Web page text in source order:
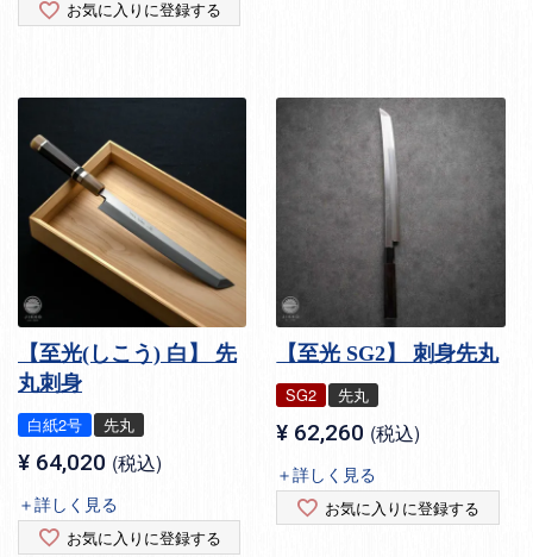
お気に入りに登録する
【至光(しこう) 白】 先
丸刺身
白紙2号 先丸
¥ 64,020 税込
＋詳しく見る
お気に入りに登録する
【至光 SG2】 刺身先丸
SG2 先丸
¥ 62,260 税込
＋詳しく見る
お気に入りに登録する